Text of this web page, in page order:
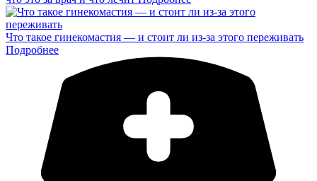
Что такое гинекомастия — и стоит ли из-за этого переживать
Подробнее